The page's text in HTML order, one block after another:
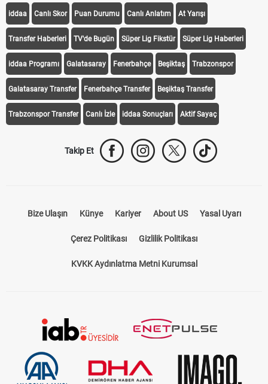
iddaa Canlı Skor Puan Durumu Canlı Anlatım At Yarışı
Transfer Haberleri TV'de Bugün Süper Lig Fikstür Süper Lig Haberleri
iddaa Programı Galatasaray Fenerbahçe Beşiktaş Trabzonspor
Galatasaray Transfer Fenerbahçe Transfer Beşiktaş Transfer
Trabzonspor Transfer Canlı İzle iddaa Sonuçları Aktif Sayaç
Takip Et
Bize Ulaşın Künye Kariyer About US Yasal Uyarı
Çerez Politikası Gizlilik Politikası
KVKK Aydınlatma Metni Kurumsal